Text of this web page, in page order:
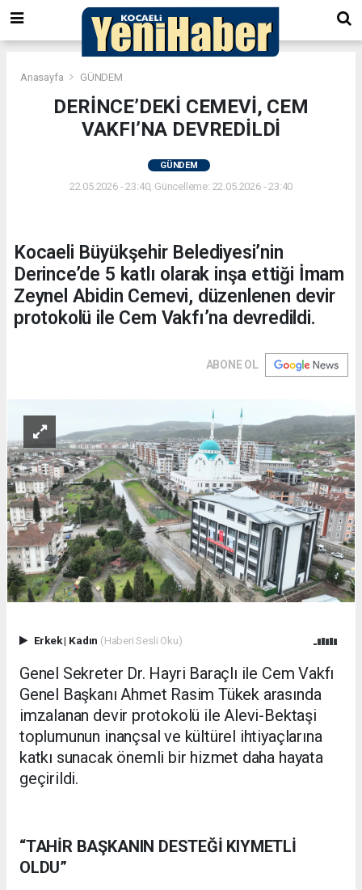
Anasayfa GÜNDEM
DERİNCE’DEKİ CEMEVİ, CEM
VAKFI’NA DEVREDİLDİ
GÜNDEM
22.05.2026 - 23:40, Güncelleme: 22.05.2026 - 23:40
Kocaeli Büyükşehir Belediyesi’nin
Derince’de 5 katlı olarak inşa ettiği İmam
Zeynel Abidin Cemevi, düzenlenen devir
protokolü ile Cem Vakfı’na devredildi.
ABONE OL
Erkek| Kadın (Haberi Sesli Oku)
Genel Sekreter Dr. Hayri Baraçlı ile Cem Vakfı
Genel Başkanı Ahmet Rasim Tükek arasında
imzalanan devir protokolü ile Alevi-Bektaşi
toplumunun inançsal ve kültürel ihtiyaçlarına
katkı sunacak önemli bir hizmet daha hayata
geçirildi.
“TAHİR BAŞKANIN DESTEĞİ KIYMETLİ
OLDU”